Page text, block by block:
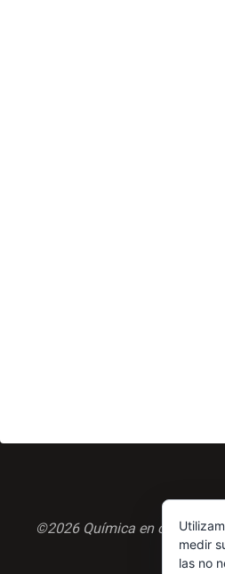
©2026 Química en casa.com
medir
las no